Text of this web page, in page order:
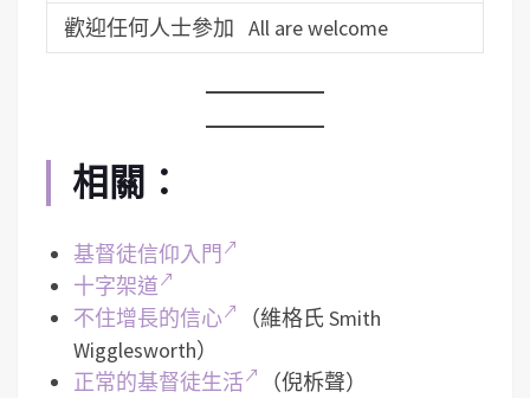
歡迎任何人士參加 All are welcome
相關：
基督徒信仰入門
十字架道
不住增長的信心
（維格氏 Smith
Wigglesworth）
正常的基督徒生活
（倪柝聲）